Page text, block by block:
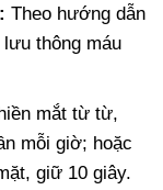
Theo hướng dẫn
thông máu
mắt từ từ,
mỗi giờ; hoặc
giữ 10 giây.